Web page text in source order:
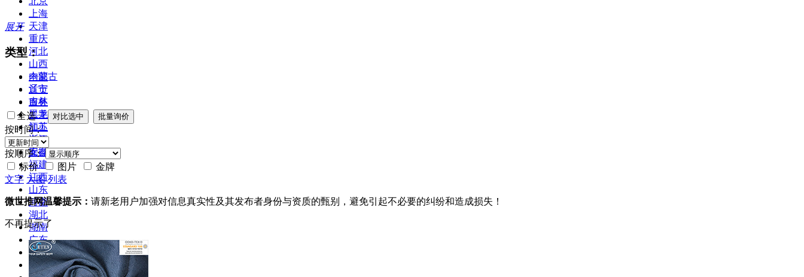
上海
天津
重庆
河北
山西
内蒙古
辽宁
吉林
黑龙江
江苏
浙江
安徽
福建
江西
山东
河南
湖北
湖南
广东
广西
海南
展开
类型：
全部
首页
服务
二手
加工
合作
库存
全选
按时间：
按顺序：
标价
图片
金牌
文字 大图 列表
微世推网温馨提示： 请新老用户加强对信息真实性及其发布者身份与资质的甄别，避免引起不必要的纠纷和造成损失！
不再提示了